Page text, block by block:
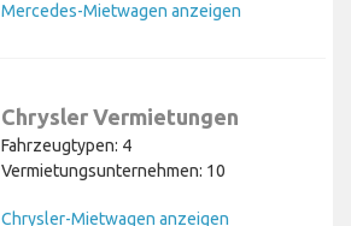
Mercedes-Mietwagen anzeigen
Chrysler Vermietungen
Fahrzeugtypen: 4
Vermietungsunternehmen: 10
Chrysler-Mietwagen anzeigen